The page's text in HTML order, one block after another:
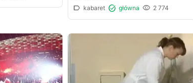
kabaret główna 2 774